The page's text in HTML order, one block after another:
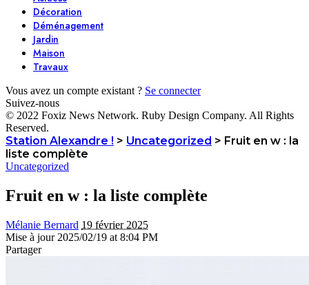
Décoration
Déménagement
Jardin
Maison
Travaux
Vous avez un compte existant ? Se connecter
Suivez-nous
© 2022 Foxiz News Network. Ruby Design Company. All Rights
Reserved.
Station Alexandre ! > Uncategorized > Fruit en w : la
liste complète
Uncategorized
Fruit en w : la liste complète
Mélanie Bernard 19 février 2025
Mise à jour 2025/02/19 at 8:04 PM
Partager